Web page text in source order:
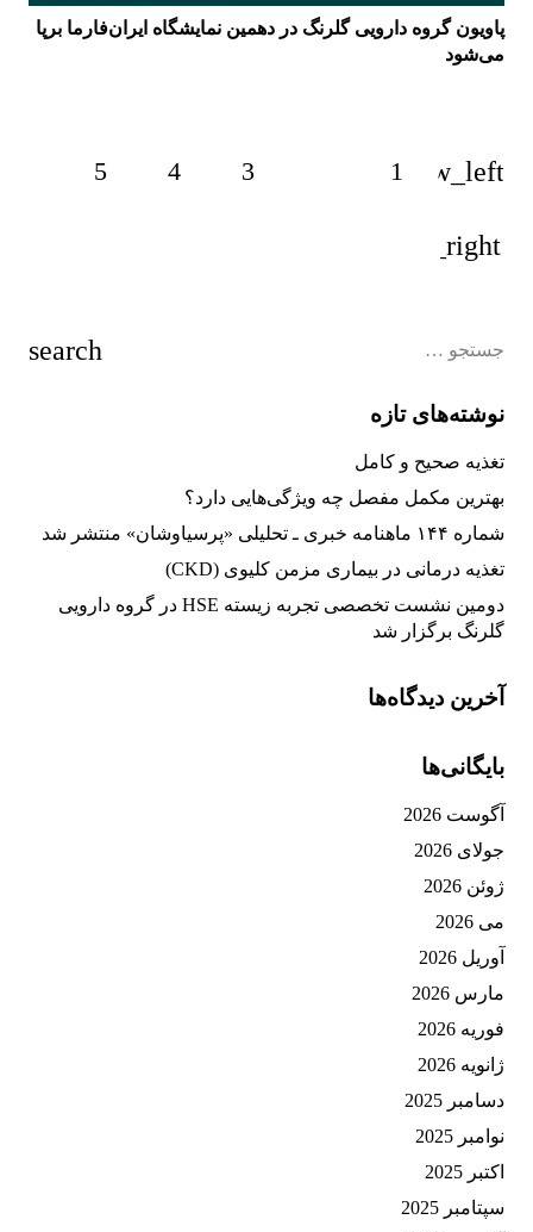
پاویون گروه دارویی گلرنگ در دهمین نمایشگاه ایران‌فارما برپا
می‌شود
1
3
4
5
نوشته‌های تازه
تغذیه صحیح و کامل
بهترین مکمل مفصل چه ویژگی‌هایی دارد؟
شماره ۱۴۴ ماهنامه خبری ـ تحلیلی «پرسیاوشان» منتشر شد
تغذیه‌ درمانی در بیماری مزمن کلیوی (CKD)
دومین نشست تخصصی تجربه زیسته HSE در گروه دارویی
گلرنگ برگزار شد
آخرین دیدگاه‌ها
بایگانی‌ها
آگوست 2026
جولای 2026
ژوئن 2026
می 2026
آوریل 2026
مارس 2026
فوریه 2026
ژانویه 2026
دسامبر 2025
نوامبر 2025
اکتبر 2025
سپتامبر 2025